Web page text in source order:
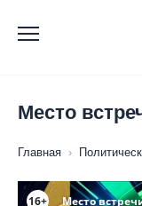
содержанию
Место
Главная ›